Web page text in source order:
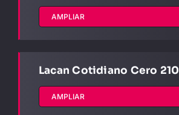
AMPLIAR
Lacan Cotidiano Cero 210
AMPLIAR